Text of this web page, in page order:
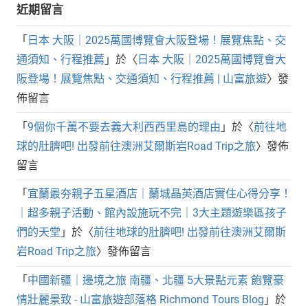
近期留言
「 日本 大阪｜2025萬國博覽會大阪登場！展覽焦點、交
通須知、行程推薦 」於〈 日本 大阪｜2025萬國博覽會大
阪登場！展覽焦點、交通須知、行程推薦 | 山富旅遊〉發
佈留言
「 9個你千萬不要去義大利西西里島的理由 」於〈前往地
球的肚臍吧! 出發前往澳洲艾爾斯岩Road Trip之旅〉發佈
留言
「 宜蘭最夯親子五星酒店｜蘭城晶英酒店實住心得分享！
｜超多親子活動、館內設施玩不完｜3大主題遊樂區孩子
們的天堂 」於〈前往地球的肚臍吧! 出發前往澳洲艾爾斯
岩Road Trip之旅〉發佈留言
「 中國新疆｜邊境之旅 南疆、北疆 5大景點元素 飽覽豪
情壯麗景致 - 山富旅遊部落格 Richmond Tours Blog 」於